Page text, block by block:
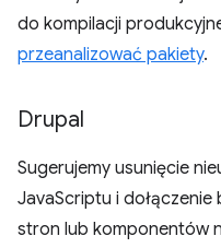
do kompilacji
przeanalizować pakiety.
Drupal
Sugerujemy usunięcie
JavaScriptu i dołączenie
stron lub komponentów